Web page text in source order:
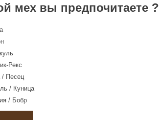
мех вы предпочитаете ?
Рекс
/ Песец
/ Куница
/ Бобр